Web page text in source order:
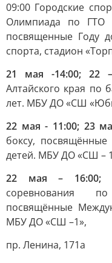
09:00 Городские
Олимпиада по ГТО
посвященные Году
спорта, стадион
21 мая -14:00; 22
Алтайского края по
лет. МБУ ДО «СШ
22 мая - 11:00; 23
боксу,
детей. МБУ ДО «СШ –
22 мая – 16:00;
соревнования
посвящённые
МБУ ДО «СШ –1»,
пр. Ленина, 171а